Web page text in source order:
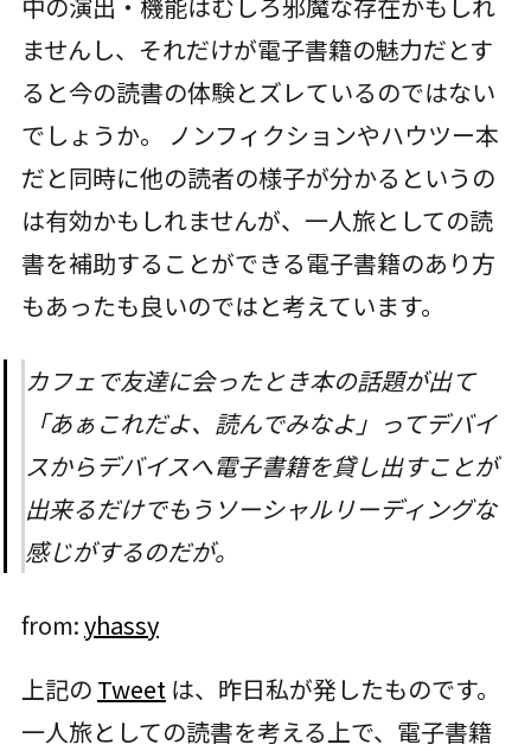
ませんし、それだけが電子書籍の魅力だとす
ると今の読書の体験とズレているのではない
でしょうか。 ノンフィクションやハウツー本
だと同時に他の読者の様子が分かるというの
は有効かもしれませんが、一人旅としての読
書を補助することができる電子書籍のあり方
もあったも良いのではと考えています。
カフェで友達に会ったとき本の話題が出て
「あぁこれだよ、読んでみなよ」ってデバイ
スからデバイスへ電子書籍を貸し出すことが
出来るだけでもうソーシャルリーディングな
感じがするのだが。
from:yhassy
上記の Tweetは、昨日私が発したものです。
一人旅としての読書を考える上で、電子書籍